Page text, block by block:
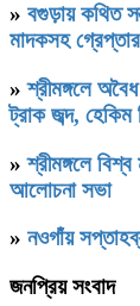
» বগুড়ায় কথিত
মাদকসহ
»শ্রীমঙ্গলে
ট্রাক জব্দ,
»শ্রীমঙ্গলে
আলোচনা সভা
» নওগাঁয়
জনপ্রিয় সংবাদ